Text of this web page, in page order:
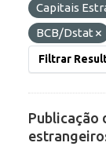
Capitais
BCB/Dstat
Filtrar
Publicação